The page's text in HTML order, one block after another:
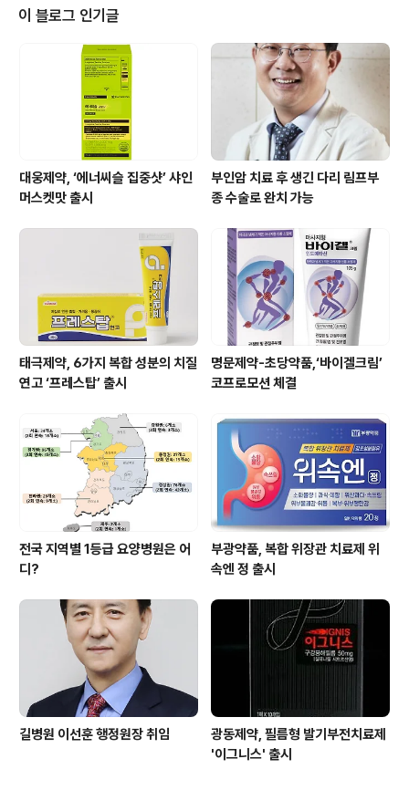
5년만인 지난해 10월 가톨릭의과대학교 가톨릭조혈모세
포은행으로부터 급성 골수성백혈병으로 위독한 익명의 환
자와 유전자가 100% 일치한다는 연락을 받고, 망설임없
이 생명을 구하는 숭고한 일에 동참하기로 했다. 지난 2월
14일에 조혈모세포 기증을 위한 건강검진을 받은 후 최종
한양대학교병원에서 3월 10일 조혈모세포 기증 ..
이 블로그 인기글
대웅제약, ‘에너씨슬 집중샷’ 샤인
머스켓맛 출시
부인암 치료 후 생긴 다리 림프부
종 수술로 완치 가능
태극제약, 6가지 복합 성분의 치질
연고 ‘프레스탑’ 출시
명문제약-초당약품,‘바이겔크림’
코프로모션 체결
전국 지역별 1등급 요양병원은 어
디?
부광약품, 복합 위장관 치료제 위
속엔 정 출시
길병원 이선훈 행정원장 취임
광동제약, 필름형 발기부전치료제
'이그니스' 출시